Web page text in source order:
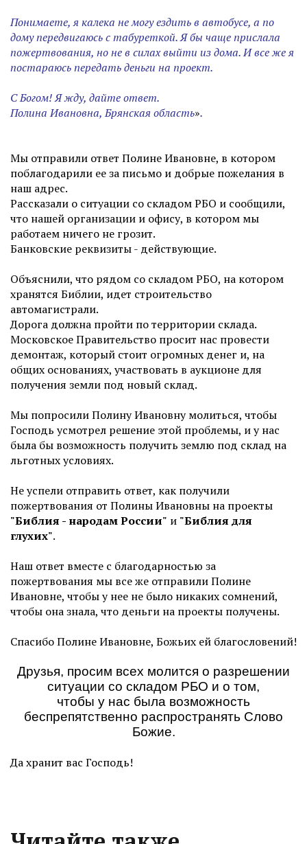
Понимаете, я калека не могу ездить в автобусе, а по
дому передвигаюсь с табуреткой.Я бы чаще прислала
пожертвования, но не в силах выйти из дома.И все же я
постараюсь передать деньги на проект.
С Богом! Я жду, дайте ответ.
Полина Ивановна, Брянская область».
Мы отправили ответ Полине Ивановне, в котором
поблагодарили ее за письмо и добрые пожелания в
наш адрес.
Рассказали о ситуации со складом РБО и сообщили,
что нашей организации и офису, в котором мы
работаем ничего не грозит.
Банковские реквизиты - действующие.
Объяснили, что рядом со складом РБО, на котором
хранятся Библии, идет строительство
автомагистрали.
Дорога должна пройти по территории склада.
Московское Правительство просит нас провести
демонтаж, который стоит огромных денег и, на
общих основаниях, участвовать в аукционе для
получения земли под новый склад.
Мы попросили Полину Ивановну молиться, чтобы
Господь усмотрел решение этой проблемы, и у нас
была бы возможность получить землю под склад на
льготных условиях.
Не успели отправить ответ, как получили
пожертвования от Полины Ивановны на проекты
"Библия - народам России" и "Библия для
глухих".
Наш ответ вместе с благодарностью за
пожертвования мы все же отправили Полине
Ивановне, чтобы у нее не было никаких сомнений,
чтобы она знала, что деньги на проекты получены.
Спасибо Полине Ивановне, Божьих ей благословений!
Друзья, просим всех молится о разрешении
ситуации со складом РБО и о том,
чтобы у нас была возможность
беспрепятственно распространять Слово
Божие.
Да хранит вас Господь!